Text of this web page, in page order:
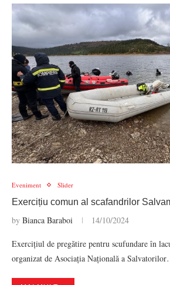
Eveniment Slider
Exercițiu comun al scafandrilor
by Bianca Baraboi 14/10/2024
Exercițiul de pregătire pentru scufundare în
organizat de Asociația Națională a